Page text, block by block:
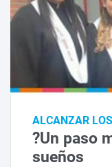
ALCANZAR
?Un paso
sueños